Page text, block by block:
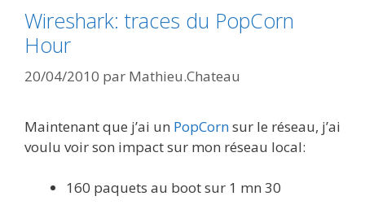
Wireshark: traces du PopCorn
Hour
20/04/2010 par Mathieu.Chateau
Maintenant que j’ai un PopCornsur le réseau, j’ai
voulu voir son impact sur mon réseau local:
160 paquets au boot sur 1 mn 30